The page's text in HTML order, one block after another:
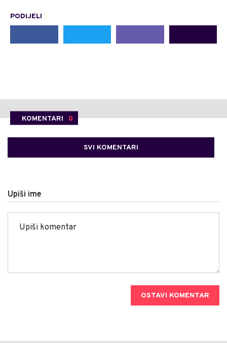
PODIJELI
KOMENTARI 0
SVI KOMENTARI
Upiši ime
OSTAVI KOMENTAR